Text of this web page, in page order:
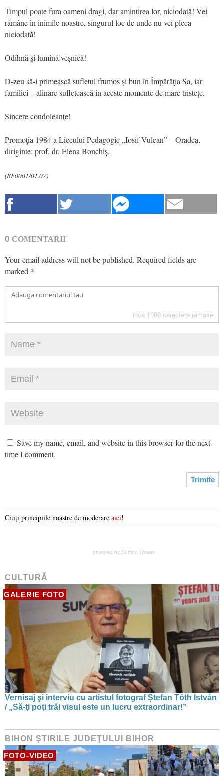
Timpul poate fura oameni dragi, dar amintirea lor, niciodată! Vei
rămâne în inimile noastre, singurul loc de unde nu vei pleca
niciodată!
Odihnă şi lumină veșnică!
D-zeu să-i primească sufletul frumos şi bun în Împărăţia Sa, iar
familiei – alinare sufletească în aceste momente de mare tristeţe.
Sincere condoleanțe!
Promoţia 1984 a Liceului Pedagogic „Iosif Vulcan” – Oradea,
diriginte: prof. dr. Elena Bonchiș.
(BF0001/01.07)
0 COMENTARII
Your email address will not be published. Required fields are
marked *
inca 1000 caractere ramase
Save my name, email, and website in this browser for the next
time I comment.
Citiți principiile noastre de moderare aici!
powered by Surfing Waves
CULTURĂ
GALERIE FOTO
Vernisaj şi interviu cu artistul fotograf Ștefan Tóth István
/ „Să-ţi poţi trăi visul este un lucru extraordinar!”
BIHON ŞTIRILE JUDEŢULUI BIHOR
FOTO-VIDEO